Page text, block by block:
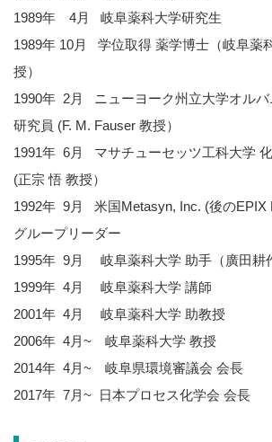
1989年 4月 岐阜薬科大学研究生
1989年 10月 学位取得 薬学博士（岐阜薬
授）
1990年 2月 ニューヨーク州立大学オルバ
研究員 (F. M. Fauser 教授）
1991年 6月 マサチューセッツ工科大学
(正宗 悟 教授）
1992年 9月 米国Metasyn, Inc. (後のEPIX
グループリーダー
1995年 9月 岐阜薬科大学 助手（廣田耕
1999年 4月 岐阜薬科大学 講師
2001年 4月 岐阜薬科大学 助教授
2006年 4月~ 岐阜薬科大学 教授
2014年 4月~ 岐阜県環境審議会 会長
2017年 7月~ 日本プロセス化学会 会長